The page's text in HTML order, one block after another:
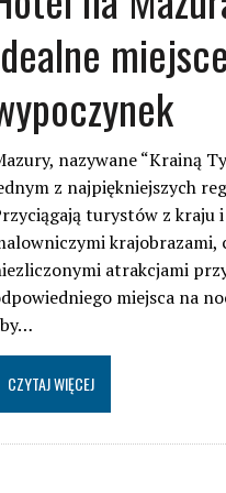
nazywane “Krainą
z najpiękniejszych
turystów z kraju
krajobrazami,
atrakcjami
miejsca na
CZYTAJ WIĘCEJ